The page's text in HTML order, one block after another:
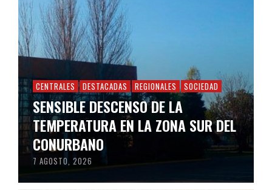
CENTRALES DESTACADAS REGIONALES SOCIEDAD
SENSIBLE DESCENSO DE LA
TEMPERATURA EN LA ZONA SUR DEL
CONURBANO
7 AGOSTO, 2026